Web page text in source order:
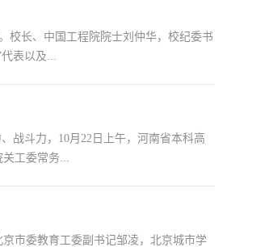
校长、中国工程院院士刘仲华，校纪委书
表以及...
战斗力，10月22日上午，河南省本科高
工委常务...
市委教育工委副书记邹凌，北京城市学